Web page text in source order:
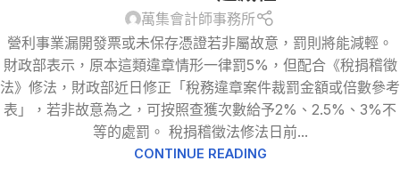
萬集會計師事務所
營利事業漏開發票或未保存憑證若非屬故意，罰則將能減輕。
財政部表示，原本這類違章情形一律罰5%，但配合《稅捐稽徵
法》修法，財政部近日修正「稅務違章案件裁罰金額或倍數參考
表」，若非故意為之，可按照查獲次數給予2%、2.5%、3%不
等的處罰。 稅捐稽徵法修法日前...
CONTINUE READING